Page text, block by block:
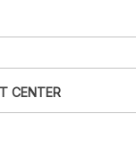
Daftar sekarang
CENTER